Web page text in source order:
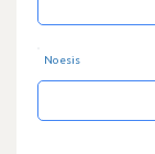
Noesis